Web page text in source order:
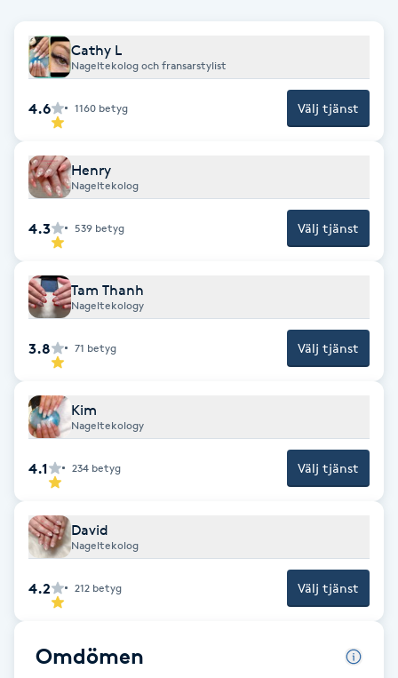
Face framing
Faceliftmassage
Fet hårbotten
Fibromassage
Fillers
Fotmassage
Fotsvamp
Fotvård
Fransar
Fransborttagning
Fransfärgning
Fransförlängning
Cathy L
Nageltekolog och fransarstylist
4.6 1160 betyg Välj tjänst
Henry
Nageltekolog
4.3 539 betyg Välj tjänst
Tam Thanh
Nageltekology
3.8 71 betyg Välj tjänst
Kim
Nageltekology
4.1 234 betyg Välj tjänst
David
Nageltekolog
4.2 212 betyg Välj tjänst
Omdömen